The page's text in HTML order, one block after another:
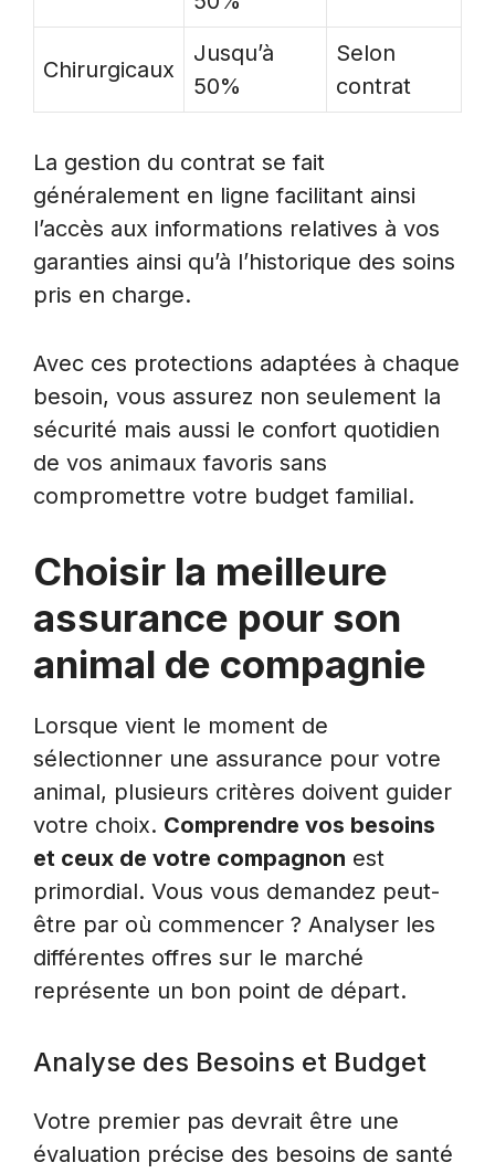
Chirurgicaux
Jusqu’à
50%
Selon
contrat
La gestion du contrat se fait
généralement en ligne facilitant ainsi
l’accès aux informations relatives à vos
garanties ainsi qu’à l’historique des soins
pris en charge.
Avec ces protections adaptées à chaque
besoin, vous assurez non seulement la
sécurité mais aussi le confort quotidien
de vos animaux favoris sans
compromettre votre budget familial.
Choisir la meilleure
assurance pour son
animal de compagnie
Lorsque vient le moment de
sélectionner une assurance pour votre
animal, plusieurs critères doivent guider
votre choix. Comprendre vos besoins
et ceux de votre compagnon est
primordial. Vous vous demandez peut-
être par où commencer ? Analyser les
différentes offres sur le marché
représente un bon point de départ.
Analyse des Besoins et Budget
Votre premier pas devrait être une
évaluation précise des besoins de santé